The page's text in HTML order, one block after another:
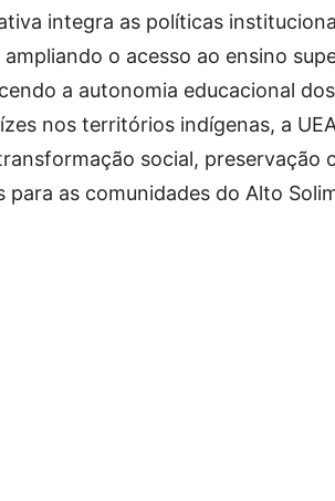
integra as políticas
o acesso ao ensino
a autonomia educacional
nos territórios indígenas, a
social, preservação
para as comunidades do Alto